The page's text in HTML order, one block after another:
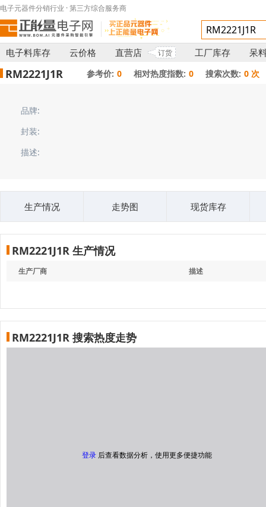
电子元器件分销行业 · 第三方综合服务商
电子料库存 云价格 直营店 订货 工厂库存 呆
RM2221J1R 参考价: 0 相对热度指数: 0 搜索次数: 0 次
品牌:
封装:
描述:
生产情况 走势图 现货库存
RM2221J1R 生产情况
生产厂商 描述
RM2221J1R 搜索热度走势
登录 后查看数据分析，使用更多便捷功能